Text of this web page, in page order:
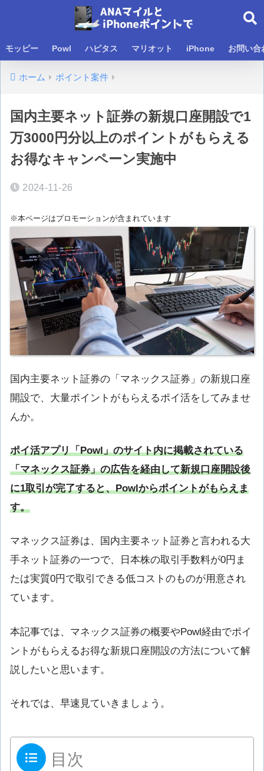
モッピー Powl ハピタス マリオット iPhone お問い合
ホーム ポイント案件
国内主要ネット証券の新規口座開設で1
万3000円分以上のポイントがもらえる
お得なキャンペーン実施中
2024-11-26
※本ページはプロモーションが含まれています
国内主要ネット証券の「マネックス証券」の新規口座
開設で、大量ポイントがもらえるポイ活をしてみませ
んか。
ポイ活アプリ「Powl」のサイト内に掲載されている
「マネックス証券」の広告を経由して新規口座開設後
に1取引が完了すると、Powlからポイントがもらえま
す。
マネックス証券は、国内主要ネット証券と言われる大
手ネット証券の一つで、日本株の取引手数料が0円ま
たは実質0円で取引できる低コストのものが用意され
ています。
本記事では、マネックス証券の概要やPowl経由でポイ
ントがもらえるお得な新規口座開設の方法について解
説したいと思います。
それでは、早速見ていきましょう。
目次